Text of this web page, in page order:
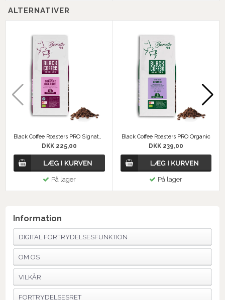
ALTERNATIVER
Black Coffee Roasters PRO Signature Dark Roast Organic Espresso
DKK 225,00
På lager
Black Coffee Roasters PRO Organic
DKK 239,00
På lager
Information
DIGITAL FORTRYDELSESFUNKTION
OM OS
VILKÅR
FORTRYDELSESRET